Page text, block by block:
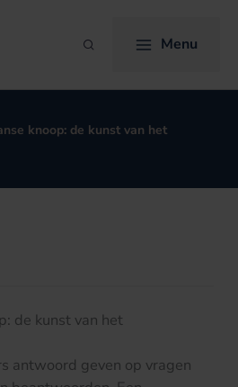
Zoeken Menu
knoop: de kunst van het
de kunst van het
antwoord geven op vragen